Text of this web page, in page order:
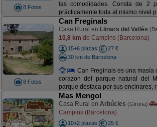
8 Fotos
las comodidades. Consta de 2
prácticamente toda al mismo nivel p
8 Fotos
Can Freginals
Casa Rural en Llinars del Vallès
10,8 km de Campins (Barcelona)
15+6 plazas
27 €
30 km de Barcelona
Can Freginals es una masía
corazon del parque natural del
parque destaca por sus encinares, r
Mas Mengol
Casa Rural en Arbúcies (Girona)
Campins (Barcelona)
10+2 plazas
25 €